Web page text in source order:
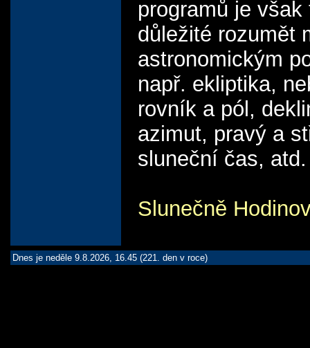
programů je však
důležité rozumět
astronomickým
např. ekliptika,
rovník a pól,
azimut, pravý a
sluneční čas, atd.
Slunečně
Dnes je neděle 9.8.2026, 16.45 (221. den v roce)